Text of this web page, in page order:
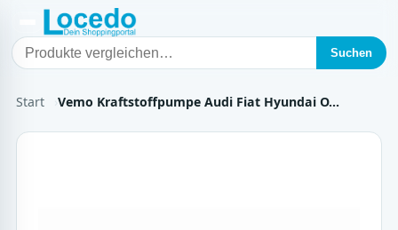
Suchen
Start Vemo Kraftstoffpumpe Audi Fiat Hyundai O…